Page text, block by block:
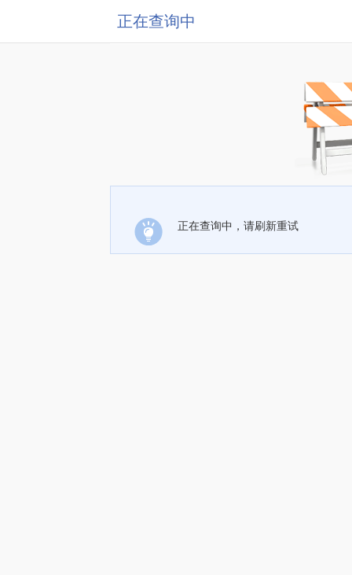
正在查询中
正在查询中，请刷新重试